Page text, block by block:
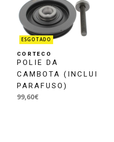
ESGOTADO
CORTECO
POLIE DA
CAMBOTA (INCLUI
PARAFUSO)
99,60€